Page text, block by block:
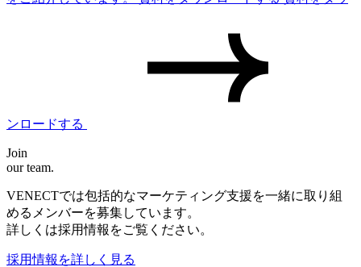
ンロードする
Join
our team.
VENECTでは包括的なマーケティング支援を一緒に取り組
めるメンバーを募集しています。
詳しくは採用情報をご覧ください。
採用情報を詳しく見る